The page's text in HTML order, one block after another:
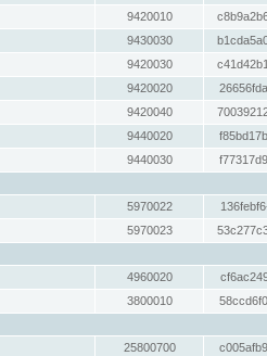
9420010
9430030
9420030
9420020
9420040
9440020
9440030
5970022
5970023
4960020
3800010
25800700